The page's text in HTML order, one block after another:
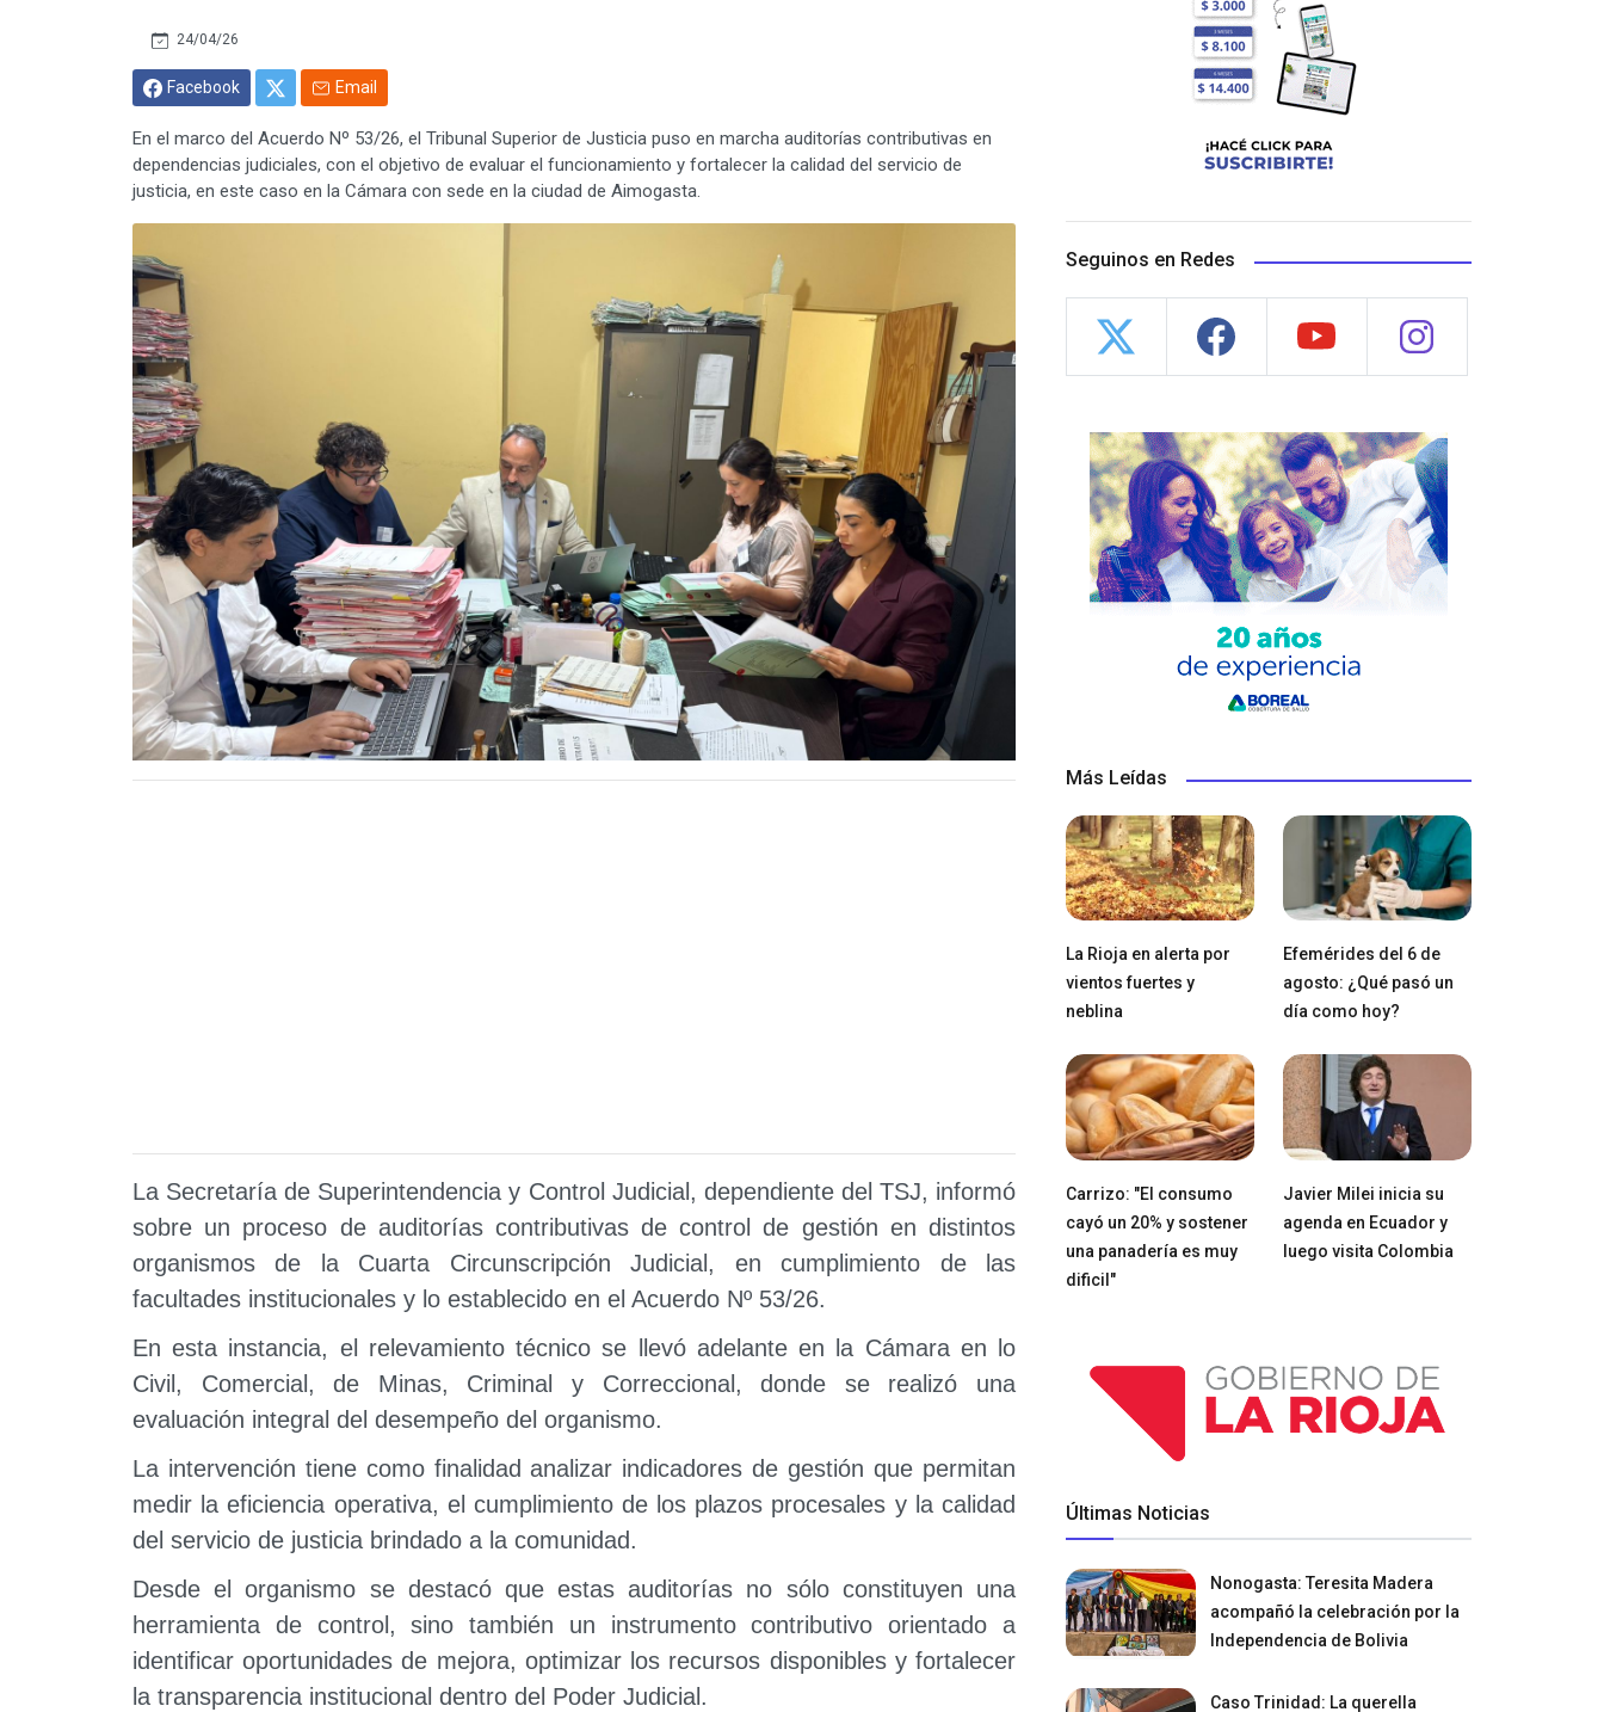
24/04/26
Facebook Email
En el marco del Acuerdo Nº 53/26, el Tribunal Superior de Justicia puso en marcha auditorías contributivas en
dependencias judiciales, con el objetivo de evaluar el funcionamiento y fortalecer la calidad del servicio de
justicia, en este caso en la Cámara con sede en la ciudad de Aimogasta.
La Secretaría de Superintendencia y Control Judicial, dependiente del TSJ, informó
sobre un proceso de auditorías contributivas de control de gestión en distintos
organismos de la Cuarta Circunscripción Judicial, en cumplimiento de las
facultades institucionales y lo establecido en el Acuerdo Nº 53/26.
En esta instancia, el relevamiento técnico se llevó adelante en la Cámara en lo
Civil, Comercial, de Minas, Criminal y Correccional, donde se realizó una
evaluación integral del desempeño del organismo.
La intervención tiene como finalidad analizar indicadores de gestión que permitan
medir la eficiencia operativa, el cumplimiento de los plazos procesales y la calidad
del servicio de justicia brindado a la comunidad.
Desde el organismo se destacó que estas auditorías no sólo constituyen una
herramienta de control, sino también un instrumento contributivo orientado a
identificar oportunidades de mejora, optimizar los recursos disponibles y fortalecer
la transparencia institucional dentro del Poder Judicial.
Seguinos en Redes
Más Leídas
La Rioja en alerta por
vientos fuertes y
neblina
Efemérides del 6 de
agosto: ¿Qué pasó un
día como hoy?
Carrizo: "El consumo
cayó un 20% y sostener
una panadería es muy
dificil"
Javier Milei inicia su
agenda en Ecuador y
luego visita Colombia
Últimas Noticias
Nonogasta: Teresita Madera
acompañó la celebración por la
Independencia de Bolivia
Caso Trinidad: La querella